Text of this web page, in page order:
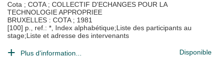
Cota ; COTA ; COLLECTIF D'ECHANGES POUR LA
TECHNOLOGIE APPROPRIEE
BRUXELLES : COTA ; 1981
[100] p., ref.: *, Index alphabétique;Liste des participants au
stage;Liste et adresse des intervenants
Plus d'information... Disponible